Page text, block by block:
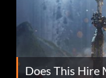
Does This Hire